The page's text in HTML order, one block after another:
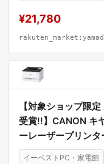
¥21,780
【対象ショップ限
受賞!!】CANON キ
ーレーザープリン
イーベストPC・家電館